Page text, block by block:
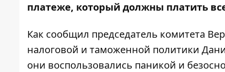
платеже, который должны платить
Как сообщил председатель комитета
налоговой и таможенной политики
они воспользовались паникой и